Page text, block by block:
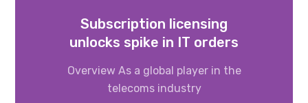
Subscription licensing
unlocks spike in IT orders
Overview As a global player in the
telecoms industry